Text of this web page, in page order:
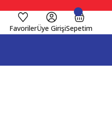
FavorilerÜye GirişiSepetim